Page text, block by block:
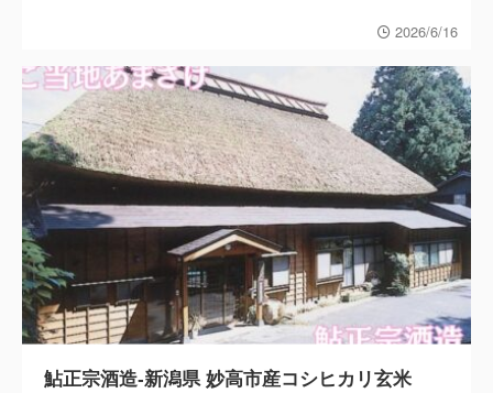
2026/6/16
鮎正宗酒造-新潟県 妙高市産コシヒカリ玄米